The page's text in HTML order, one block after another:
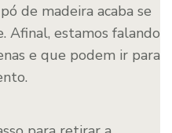
de madeira acaba se
Afinal, estamos falando
e que podem ir para